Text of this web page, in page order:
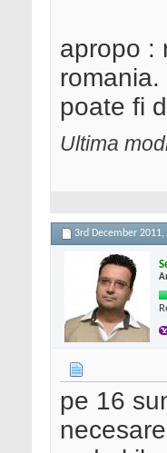
apropo :
romania.
poate fi
Ultima
3rd December 2011,
pe 16